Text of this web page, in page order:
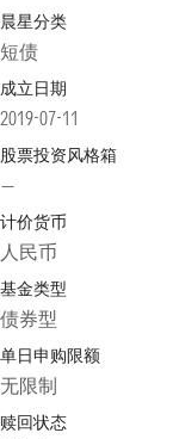
晨星分类
短债
成立日期
2019-07-11
股票投资风格箱
—
计价货币
人民币
基金类型
债券型
单日申购限额
无限制
赎回状态